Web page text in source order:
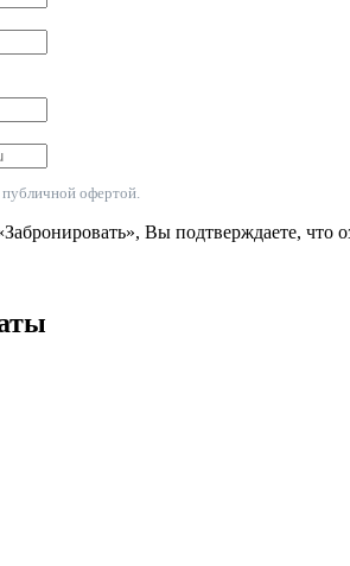
офертой.
Вы подтверждаете, что